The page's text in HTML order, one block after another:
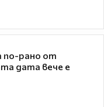
по-рано от
дата вече е